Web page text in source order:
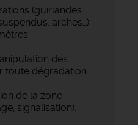
(guirlandes
arches…)
des
toute dégradation.
de la zone
signalisation).